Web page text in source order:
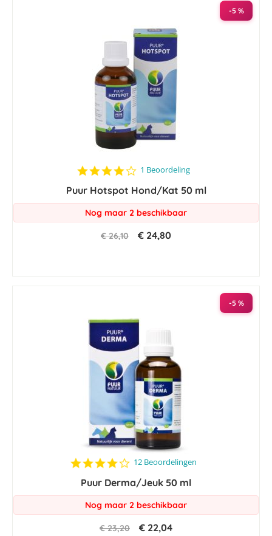
-5 %
4.0
rating
1 Beoordeling
Puur Hotspot Hond/Kat 50 ml
Nog maar 2 beschikbaar
€ 26,10 € 24,80
-5 %
4.2
rating
12 Beoordelingen
Puur Derma/Jeuk 50 ml
Nog maar 2 beschikbaar
€ 23,20 € 22,04